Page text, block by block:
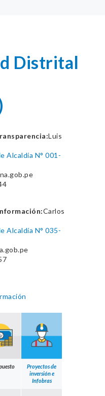
Distrital
Luis
Alcaldía N° 001-
Carlos
Alcaldía N° 035-
Proyectos de
inversión e
Infobras